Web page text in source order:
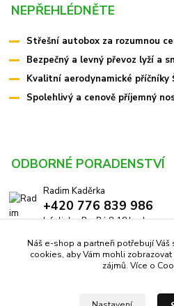
NEPŘEHLÉDNĚTE
Střešní autobox za rozumnou
Bezpečný a levný převoz lyží a
Kvalitní aerodynamické příčníky
Spolehlivý a cenově příjemný
ODBORNÉ PORADENSTVÍ
Radim Kaděrka
+420 776 839 986
Infolinka: Po-Pá 8-18 hod.
info@pricniky.cz
Náš e-shop a partneři potřebují
cookies, aby Vám mohli
zájmů. Více o